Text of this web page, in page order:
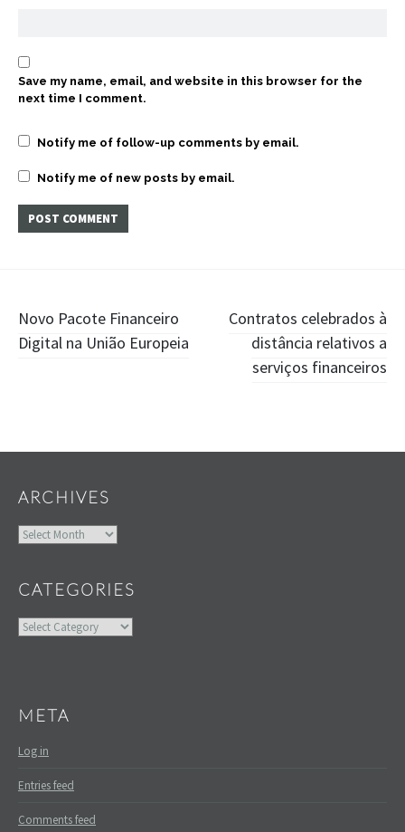
Save my name, email, and website in this browser for the
next time I comment.
Notify me of follow-up comments by email.
Notify me of new posts by email.
Post
navigation
Novo Pacote Financeiro
Digital na União Europeia
Contratos celebrados à
distância relativos a
serviços financeiros
ARCHIVES
Archives
CATEGORIES
Categories
META
Log in
Entries feed
Comments feed